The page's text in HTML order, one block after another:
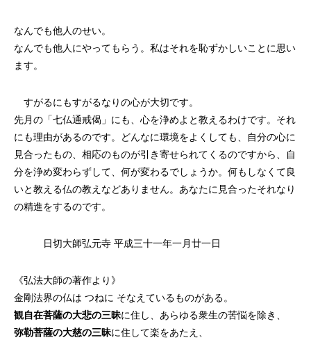
なんでも他人のせい。
なんでも他人にやってもらう。私はそれを恥ずかしいことに思い
ます。
すがるにもすがるなりの心が大切です。
先月の「七仏通戒偈」にも、心を浄めよと教えるわけです。それ
にも理由があるのです。どんなに環境をよくしても、自分の心に
見合ったもの、相応のものが引き寄せられてくるのですから、自
分を浄め変わらずして、何が変わるでしょうか。何もしなくて良
いと教える仏の教えなどありません。あなたに見合ったそれなり
の精進をするのです。
日切大師弘元寺 平成三十一年一月廿一日
《弘法大師の著作より》
金剛法界の仏は つねに そなえているものがある。
観自在菩薩の大悲の三昧に住し、あらゆる衆生の苦悩を除き、
弥勒菩薩の大慈の三昧に住して楽をあたえ、